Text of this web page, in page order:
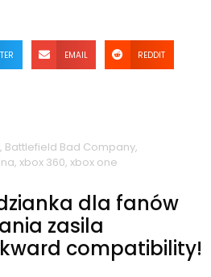
EMAIL REDDIT
, Battlefield Bad Company,
, xbox 360, xbox one
dla fanów
zasila
compatibility!